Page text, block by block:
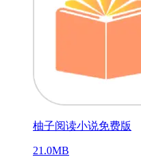
柚子阅读小说免费版
21.0MB